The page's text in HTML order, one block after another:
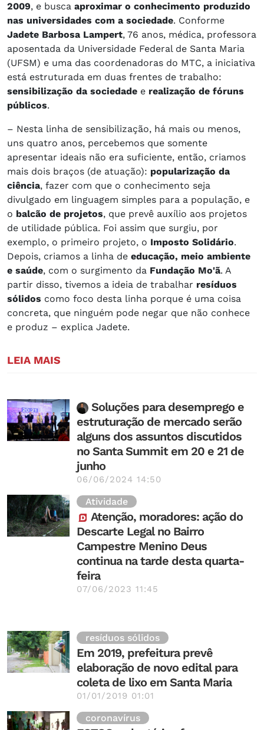
2009, e busca aproximar o conhecimento produzido
nas universidades com a sociedade. Conforme
Jadete Barbosa Lampert, 76 anos, médica, professora
aposentada da Universidade Federal de Santa Maria
(UFSM) e uma das coordenadoras do MTC, a iniciativa
está estruturada em duas frentes de trabalho:
sensibilização da sociedade e realização de fóruns
públicos.
– Nesta linha de sensibilização, há mais ou menos,
uns quatro anos, percebemos que somente
apresentar ideais não era suficiente, então, criamos
mais dois braços (de atuação): popularização da
ciência, fazer com que o conhecimento seja
divulgado em linguagem simples para a população, e
o balcão de projetos, que prevê auxílio aos projetos
de utilidade pública. Foi assim que surgiu, por
exemplo, o primeiro projeto, o Imposto Solidário.
Depois, criamos a linha de educação, meio ambiente
e saúde, com o surgimento da Fundação Mo'ã. A
partir disso, tivemos a ideia de trabalhar resíduos
sólidos como foco desta linha porque é uma coisa
concreta, que ninguém pode negar que não conhece
e produz – explica Jadete.
LEIA MAIS
Soluções para desemprego e
estruturação de mercado serão
alguns dos assuntos discutidos
no Santa Summit em 20 e 21 de
junho
06/06/2024 14:50
Atividade
Atenção, moradores: ação do
Descarte Legal no Bairro
Campestre Menino Deus
continua na tarde desta quarta-
feira
07/06/2023 11:45
resíduos sólidos
Em 2019, prefeitura prevê
elaboração de novo edital para
coleta de lixo em Santa Maria
01/01/2019 01:01
coronavírus